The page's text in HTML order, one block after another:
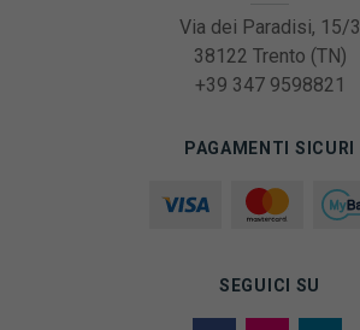
Via dei Paradisi, 15/3
38122 Trento (TN)
+39 347 9598821
PAGAMENTI SICURI
SEGUICI SU